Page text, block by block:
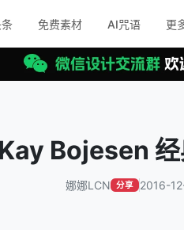
免费素材 AI咒语
更
Kay Bojesen
娜娜LCN 分享 2016-